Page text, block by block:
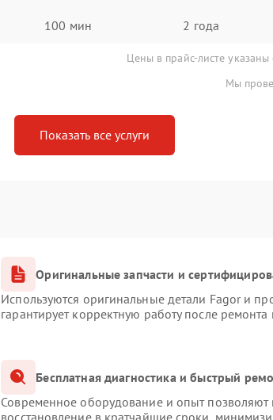
100 мин 2 года
Цены в прайс-листе
Мы
Показать все услуги
Оригинальные запчасти и
Используются оригинальные детали Fagor и
гарантирует корректную работу после
Бесплатная диагностика и быстрый
Современное оборудование и опыт позволяют
восстановление в кратчайшие сроки,